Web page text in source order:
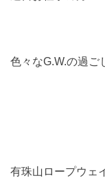
色々なG.W.の過ご
有珠山ロープウェ